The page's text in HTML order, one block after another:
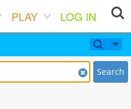
PLAY
LOG IN
Search